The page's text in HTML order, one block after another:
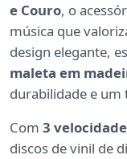
e Couro, o
música que
design elegante,
maleta em
durabilidade e um
Com 3
discos de vinil de